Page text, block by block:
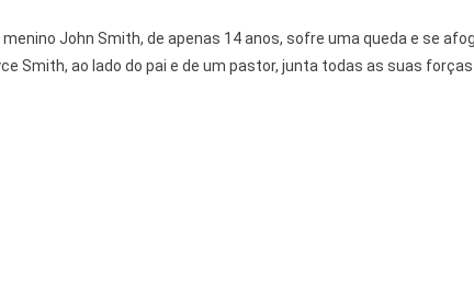
John Smith, de apenas 14 anos, sofre uma queda e se
Smith, ao lado do pai e de um pastor, junta todas as suas forças